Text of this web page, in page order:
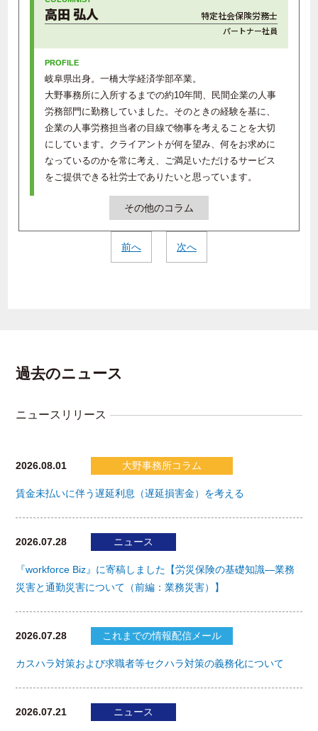
高田 弘人 特定社会保険労務士
パートナー社員
岐阜県出身。一橋大学経済学部卒業。
大野事務所に入所するまでの約10年間、民間企業の人事
労務部門に勤務していました。そのときの経験を基に、
企業の人事労務担当者の目線で物事を考えることを大切
にしています。クライアントが何を望み、何をお求めに
なっているのかを常に考え、ご満足いただけるサービス
をご提供できる社労士でありたいと思っています。
その他のコラム
前へ 次へ
過去のニュース
ニュースリリース
2026.08.01 大野事務所コラム
賃金未払いに伴う遅延利息（遅延損害金）を考える
2026.07.28 ニュース
『workforce Biz』に寄稿しました【労災保険の基礎知識―業務
災害と通勤災害について（前編：業務災害）】
2026.07.28 これまでの情報配信メール
カスハラ対策および求職者等セクハラ対策の義務化について
2026.07.21 ニュース